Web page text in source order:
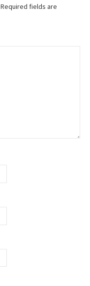
Required fields are